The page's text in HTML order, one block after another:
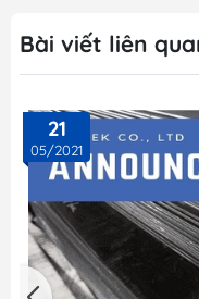
Bài viết liên
21
05/2021